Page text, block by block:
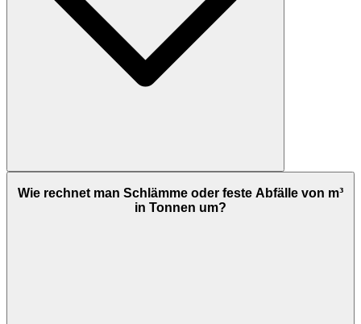
Wie rechnet man Schlämme oder feste Abfälle von m³
in Tonnen um?